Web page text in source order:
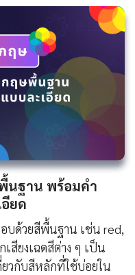
นฐาน พร้อมคำ
ยด
บด้วยสีพื้นฐาน เช่น red,
สียงเฉดสีต่าง ๆ เป็น
ยวกับสีหลักที่ใช้บ่อยใน